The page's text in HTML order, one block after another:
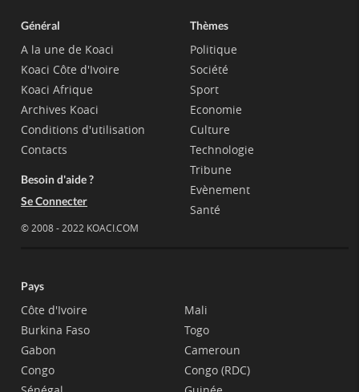
Général
A la une de Koaci
Koaci Côte d'Ivoire
Koaci Afrique
Archives Koaci
Conditions d'utilisation
Contacts
Besoin d'aide ?
Se Connecter
© 2008 - 2022 KOACI.COM
Thèmes
Politique
Société
Sport
Economie
Culture
Technologie
Tribune
Evènement
Santé
Pays
Côte d'Ivoire
Burkina Faso
Gabon
Congo
Mali
Togo
Cameroun
Congo (RDC)